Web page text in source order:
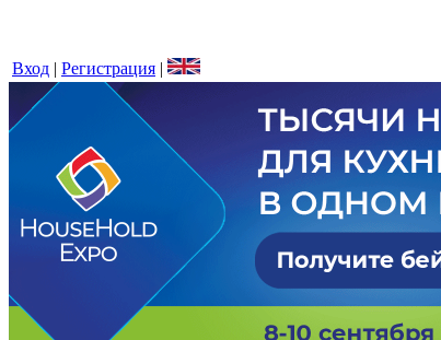
Вход | Регистрация |